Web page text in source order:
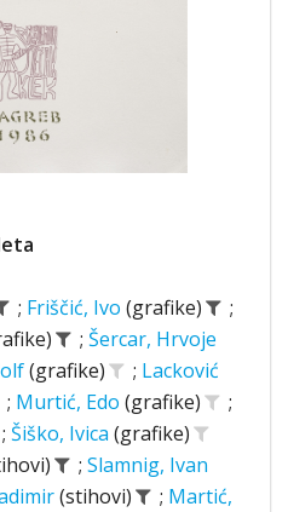
; Friščić, Ivo (grafike)
;
; Šercar, Hrvoje
(grafike) ; Lacković
; Murtić, Edo (grafike)
;
; Šiško, Ivica (grafike)
; Slamnig, Ivan
(stihovi) ; Martić,